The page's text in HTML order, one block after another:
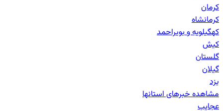
کرمان
کرمانشاه
کهگیلویه و بویراحمد
کیش
گلستان
گیلان
یزد
مشاهده خبرهایاستانها
عجایب